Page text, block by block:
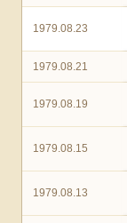
1979.08.23
1979.08.21
1979.08.19
1979.08.15
1979.08.13